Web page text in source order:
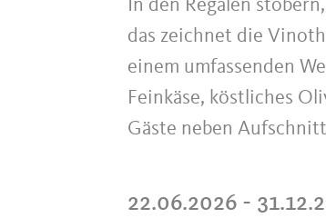
In den Regalen
das zeichnet die
einem umfassenden
Feinkäse, köstliches
Gäste neben
22.06.2026 -